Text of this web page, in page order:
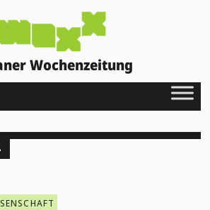
Wochenzeitung